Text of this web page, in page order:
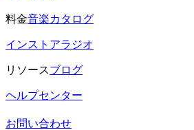
料金音楽カタログ
インストアラジオ
リソースブログ
ヘルプセンター
お問い合わせ